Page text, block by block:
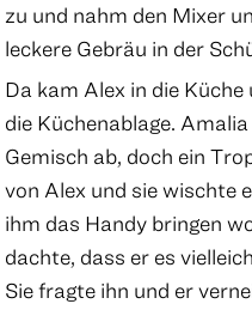
zu und nahm den Mixer
leckere Gebräu in der
Da kam Alex in die
die Küchenablage.
Gemisch ab, doch ein
von Alex und sie wischte
ihm das Handy bringen
dachte, dass er es
Sie fragte ihn und er